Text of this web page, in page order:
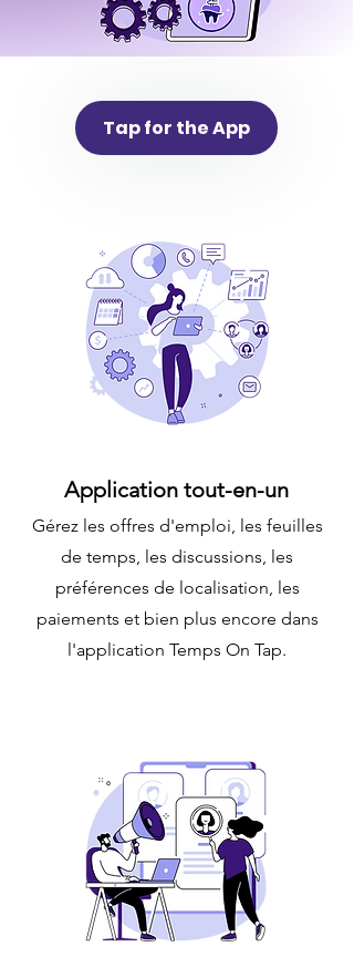
Tap for the App
Application tout-en-un
Gérez les offres d'emploi, les feuilles
de temps, les discussions, les
préférences de localisation, les
paiements et bien plus encore dans
l'application Temps On Tap.